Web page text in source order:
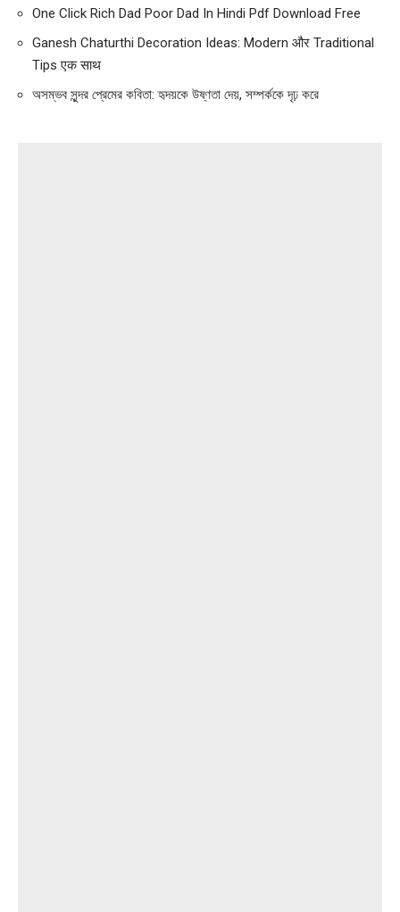
One Click Rich Dad Poor Dad In Hindi Pdf Download Free
Ganesh Chaturthi Decoration Ideas: Modern और Traditional
Tips एक साथ
অসম্ভব সুন্দর প্রেমের কবিতা: হৃদয়কে উষ্ণতা দেয়, সম্পর্ককে দৃঢ় করে